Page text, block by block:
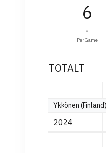
6
-
Per Game
TOTALT
Ykkönen (Finland)
2024